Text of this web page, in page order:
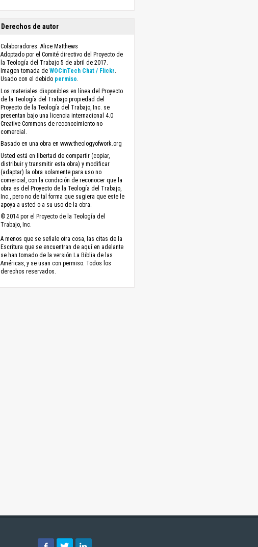
Derechos de autor
Colaboradores: Alice Matthews
Adoptado por el Comité directivo del Proyecto de
la Teología del Trabajo 5 de abril de 2017.
Imagen tomada de WOCinTech Chat / Flickr.
Usado con el debido permiso.
Los materiales disponibles en línea del Proyecto
de la Teología del Trabajo propiedad del
Proyecto de la Teología del Trabajo, Inc. se
presentan bajo una licencia internacional 4.0
Creative Commons de reconocimiento no
comercial.
Basado en una obra en www.theologyofwork.org
Usted está en libertad de compartir (copiar,
distribuir y transmitir esta obra) y modificar
(adaptar) la obra solamente para uso no
comercial, con la condición de reconocer que la
obra es del Proyecto de la Teología del Trabajo,
Inc., pero no de tal forma que sugiera que este le
apoya a usted o a su uso de la obra.
© 2014 por el Proyecto de la Teología del
Trabajo, Inc.
A menos que se señale otra cosa, las citas de la
Escritura que se encuentran de aquí en adelante
se han tomado de la versión La Biblia de las
Américas, y se usan con permiso. Todos los
derechos reservados.